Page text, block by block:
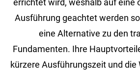
errichtet wird, weshalb auf eine
Ausführung geachtet werden
eine Alternative zu den
Fundamenten. Ihre
kürzere Ausführungszeit und